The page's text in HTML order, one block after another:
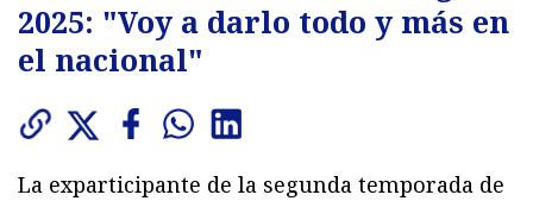
2025: "Voy a darlo todo y más en
el nacional"
La exparticipante de la segunda temporada de